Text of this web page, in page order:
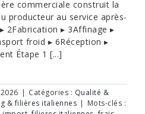
commerciale construit la
producteur au service après-
2Fabrication ▸ 3Affinage ▸
froid ▸ 6Réception ▸
Étape 1 [...]
| Catégories : Qualité &
& filières italiennes | Mots-clés :